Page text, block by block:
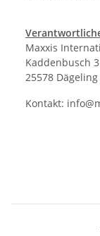
Maxxis
Kaddenbusch
25578 Dägeling
Kontakt: